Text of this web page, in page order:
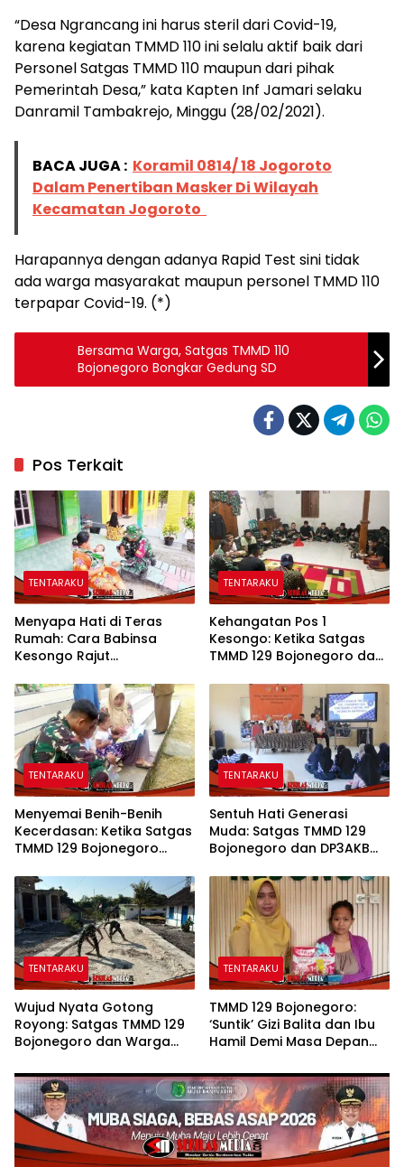
“Desa Ngrancang ini harus steril dari Covid-19,
karena kegiatan TMMD 110 ini selalu aktif baik dari
Personel Satgas TMMD 110 maupun dari pihak
Pemerintah Desa,” kata Kapten Inf Jamari selaku
Danramil Tambakrejo, Minggu (28/02/2021).
BACA JUGA : Koramil 0814/ 18 Jogoroto
Dalam Penertiban Masker Di Wilayah
Kecamatan Jogoroto
Harapannya dengan adanya Rapid Test sini tidak
ada warga masyarakat maupun personel TMMD 110
terpapar Covid-19. (*)
Bersama Warga, Satgas TMMD 110
Bojonegoro Bongkar Gedung SD
Pos Terkait
TENTARAKU
Menyapa Hati di Teras
Rumah: Cara Babinsa
Kesongo Rajut
Bojonegoro
TENTARAKU
Kehangatan Pos 1
Kesongo: Ketika Satgas
TMMD 129 Bojonegoro dan
Sekat
TENTARAKU
Menyemai Benih-Benih
Kecerdasan: Ketika Satgas
TMMD 129 Bojonegoro
Anak-Anak Kesongo
TENTARAKU
Sentuh Hati Generasi
Muda: Satgas TMMD 129
Bojonegoro dan DP3AKB
Kesehatan Reproduksi di
Kesongo
TENTARAKU
Wujud Nyata Gotong
Royong: Satgas TMMD 129
Bojonegoro dan Warga
Drainase demi Keawetan
Jalan Desa
TENTARAKU
TMMD 129 Bojonegoro:
‘Suntik’ Gizi Balita dan Ibu
Hamil Demi Masa Depan